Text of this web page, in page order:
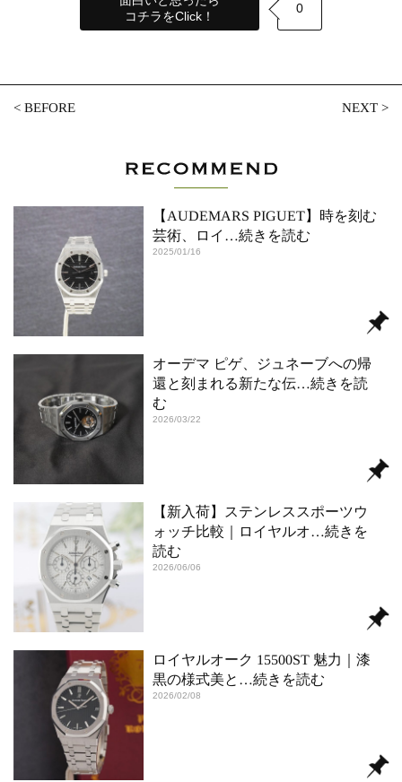
コチラをClick！
0
<BEFORE NEXT>
【AUDEMARS PIGUET】時を刻む
芸術、ロイ …続きを読む
2025/01/16
オーデマ ピゲ、ジュネーブへの帰
還と刻まれる新たな伝…続きを読
む
2026/03/22
【新入荷】ステンレススポーツウ
ォッチ比較｜ロイヤルオ…続きを
読む
2026/06/06
ロイヤルオーク 15500ST 魅力｜漆
黒の様式美と …続きを読む
2026/02/08